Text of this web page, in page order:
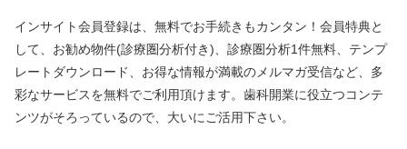
インサイト会員登録は、無料でお手続きもカンタン！会員特典と
して、お勧め物件(診療圏分析付き)、診療圏分析1件無料、テンプ
レートダウンロード、お得な情報が満載のメルマガ受信など、多
彩なサービスを無料でご利用頂けます。歯科開業に役立つコンテ
ンツがそろっているので、大いにご活用下さい。